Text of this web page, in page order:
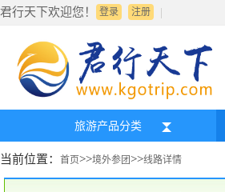
君行天下欢迎您！ 登录 |
注册
旅游产品分类
当前位置： 首页>>境外参团>>线路详情